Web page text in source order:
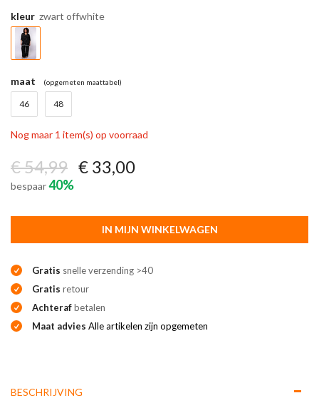
kleur zwart offwhite
maat (opgemeten maattabel)
46 48
Nog maar 1 item(s) op voorraad
€ 54,99 € 33,00
bespaar40%
IN MIJN WINKELWAGEN
Gratis snelle verzending >40
Gratis retour
Achterafbetalen
Maat advies Alle artikelen zijn opgemeten
BESCHRIJVING